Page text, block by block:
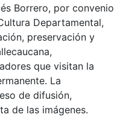
Borrero, por convenio
Departamental,
preservación y
que visitan la
La
de difusión,
de las imágenes.